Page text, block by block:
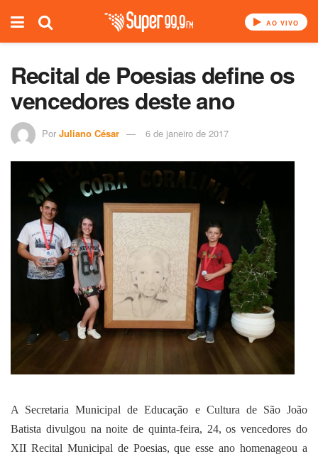
AO VIVO
Recital de Poesias define os
vencedores deste ano
Por Juliano César 6 de janeiro de 2017
A
Secretaria Municipal de Educação e Cultura de São João
Batista divulgou na noite de quinta-feira, 24, os vencedores do
XII Recital Municipal de Poesias, que esse ano homenageou a